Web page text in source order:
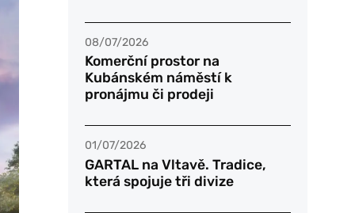
08/07/2026
Komerční prostor na
Kubánském náměstí k
pronájmu či prodeji
01/07/2026
GARTAL na Vltavě. Tradice,
která spojuje tři divize